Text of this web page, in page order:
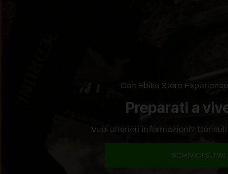
Con Ebike Store
Preparati a
Vuoi ulteriori informazioni?
SCRIVICI SU